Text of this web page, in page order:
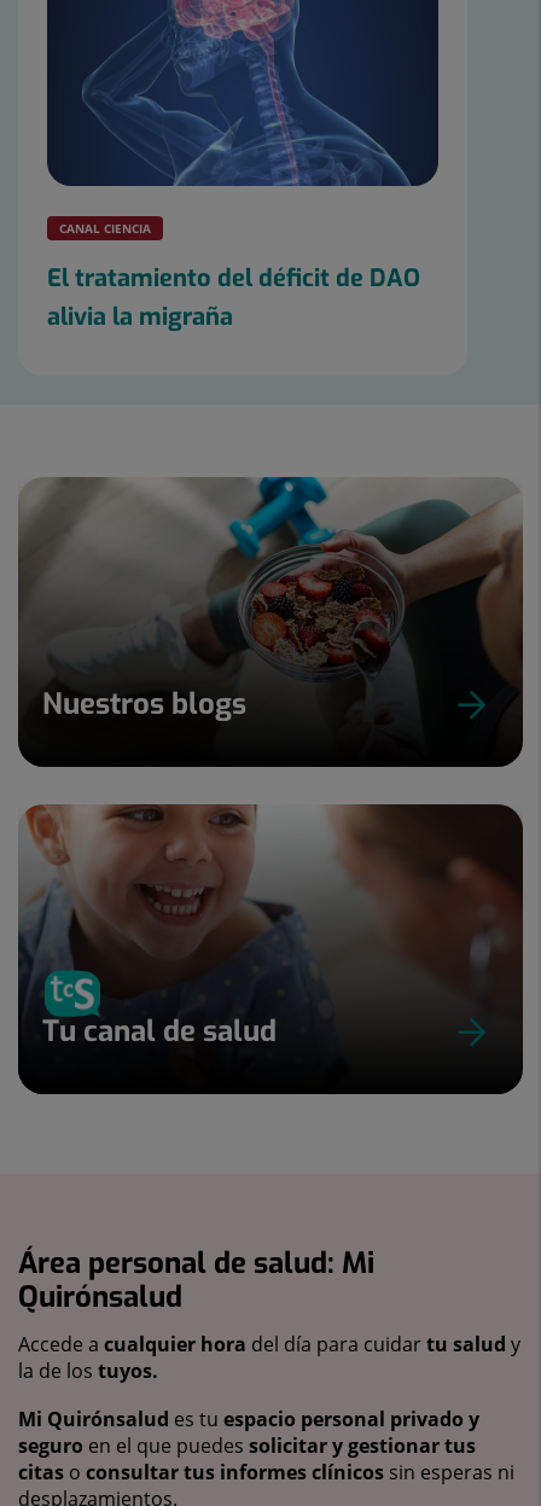
CANAL CIENCIA
El tratamiento del déficit de DAO
alivia la migraña
Nuestros blogs
Tu canal de salud
Área personal de salud: Mi
Quirónsalud
Accede a cualquier hora del día para cuidartu salud y
la de los tuyos.
Mi Quirónsalud es tu espacio personal privado y
seguro en el que puedes solicitar y gestionar tus
citas o consultar tus informes clínicos sin esperas ni
desplazamientos.